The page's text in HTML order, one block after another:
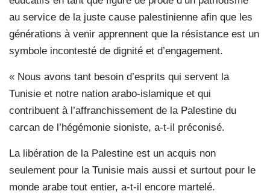
au service de la juste cause palestinienne afin que les
générations à venir apprennent que la résistance est un
symbole incontesté de dignité et d’engagement.
« Nous avons tant besoin d’esprits qui servent la
Tunisie et notre nation arabo-islamique et qui
contribuent à l’affranchissement de la Palestine du
carcan de l’hégémonie sioniste, a-t-il préconisé.
La libération de la Palestine est un acquis non
seulement pour la Tunisie mais aussi et surtout pour le
monde arabe tout entier, a-t-il encore martelé.